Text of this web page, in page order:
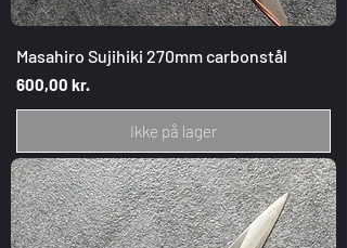
Masahiro Sujihiki 270mm carbonstål
Pris
600,00 kr.
Ikke på lager